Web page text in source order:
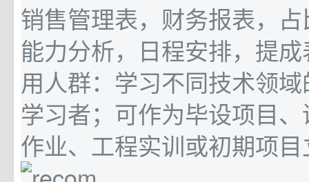
销售管理表，财务报表，
能力分析，日程安排，提
用人群：学习不同技术领
学习者；可作为毕设项目
作业、工程实训或初期项